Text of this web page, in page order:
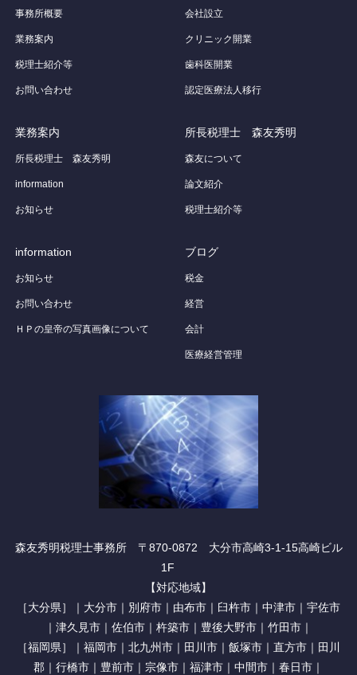
事務所概要
業務案内
税理士紹介等
お問い合わせ
会社設立
クリニック開業
歯科医開業
認定医療法人移行
業務案内
所長税理士 森友秀明
information
お知らせ
所長税理士 森友秀明
森友について
論文紹介
税理士紹介等
information
お知らせ
お問い合わせ
ＨＰの皇帝の写真画像について
ブログ
税金
経営
会計
医療経営管理
森友秀明税理士事務所 〒870-0872 大分市高崎3-1-15高崎ビル
1F
【対応地域】
［大分県］｜大分市｜別府市｜由布市｜臼杵市｜中津市｜宇佐市
｜津久見市｜佐伯市｜杵築市｜豊後大野市｜竹田市｜
［福岡県］｜福岡市｜北九州市｜田川市｜飯塚市｜直方市｜田川
郡｜行橋市｜豊前市｜宗像市｜福津市｜中間市｜春日市｜